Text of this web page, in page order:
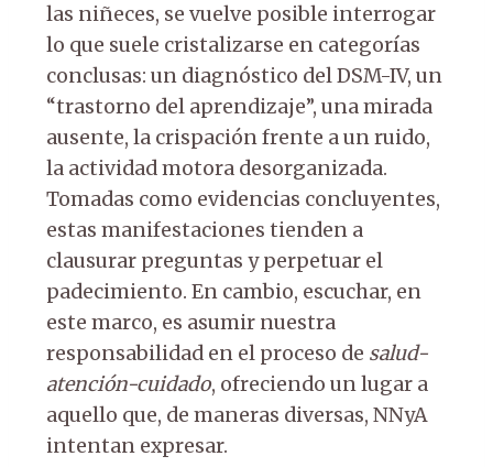
las niñeces, se vuelve posible interrogar
lo que suele cristalizarse en categorías
conclusas: un diagnóstico del DSM-IV, un
“trastorno del aprendizaje”, una mirada
ausente, la crispación frente a un ruido,
la actividad motora desorganizada.
Tomadas como evidencias concluyentes,
estas manifestaciones tienden a
clausurar preguntas y perpetuar el
padecimiento. En cambio, escuchar, en
este marco, es asumir nuestra
responsabilidad en el proceso de salud-
atención-cuidado, ofreciendo un lugar a
aquello que, de maneras diversas, NNyA
intentan expresar.